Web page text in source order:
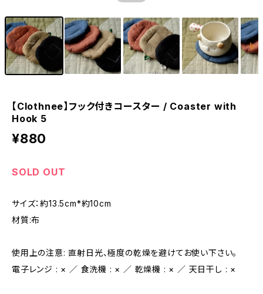
【Clothnee】フック付きコースター / Coaster with
Hook 5
¥880
SOLD OUT
サイズ：約13.5cm*約10cm
材質:布
使用上の注意: 直射日光、極度の乾燥を避けてお使い下さい。
電子レンジ : × ／ 食洗機 : × ／ 乾燥機 : × ／ 天日干し : ×